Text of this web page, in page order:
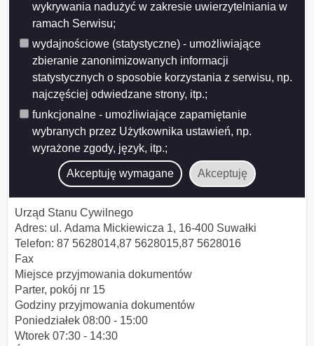
wykrywania nadużyć w zakresie uwierzytelniania w
ramach Serwisu;
wydajnościowe (statystyczne) - umożliwiające
zbieranie zanonimizowanych informacji
statystycznych o sposobie korzystania z serwisu, np.
najczęściej odwiedzane strony, itp.;
funkcjonalne - umożliwiające zapamiętanie
wybranych przez Użytkownika ustawień, np.
wyrażone zgody, język, itp.;
Akceptuję wymagane Akceptuję
Ustawa z dnia 28 listopada 2014 r. Prawo o aktach stanu cywilnego
Ustawa z dnia 25 lutego 1964 r. Kodeks rodzinny i opiekuńczy
Ustawa z dnia 14 czerwca 1960 r. Kodeks postępowania
administracyjnego
Ustawa z dnia 16 listopada 2006 r. o opłacie skarbowej
Rozporządzenie Ministra Spraw Wewnętrznych z dnia 9 lutego
2015 r. sprawie sposobu prowadzenia rejestru stanu cywilnego,
oraz akt zbiorowych rejestracji stanu cywilnego
Konkordat między Stolicą Apostolską i Rzeczpospolitą Polską z
dnia 28.07.1993 r.
Urząd, w którym realizowana będzie sprawa
Nazwa urzędu: Urząd Miejski w Suwałkach
Urząd Stanu Cywilnego
Adres: ul. Adama Mickiewicza 1, 16-400 Suwałki
Telefon: 87 5628014,87 5628015,87 5628016
Fax
Miejsce przyjmowania dokumentów
Parter, pokój nr 15
Godziny przyjmowania dokumentów
Poniedziałek 08:00 - 15:00
Wtorek 07:30 - 14:30